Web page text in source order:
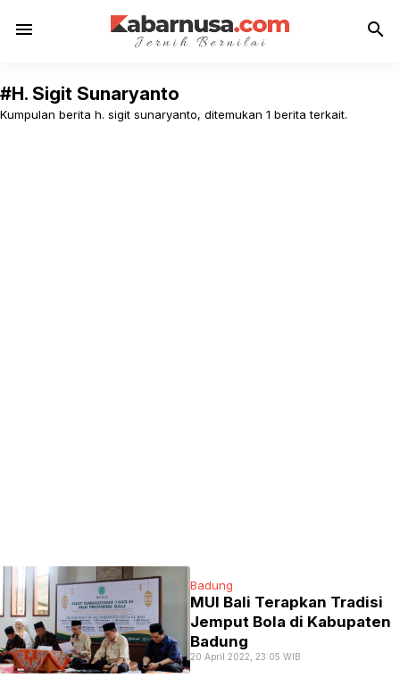
menu search
#H. Sigit Sunaryanto
Kumpulan berita h. sigit sunaryanto, ditemukan 1 berita terkait.
Badung
MUI Bali Terapkan Tradisi
Jemput Bola di Kabupaten
Badung
20 April 2022, 23:05 WIB